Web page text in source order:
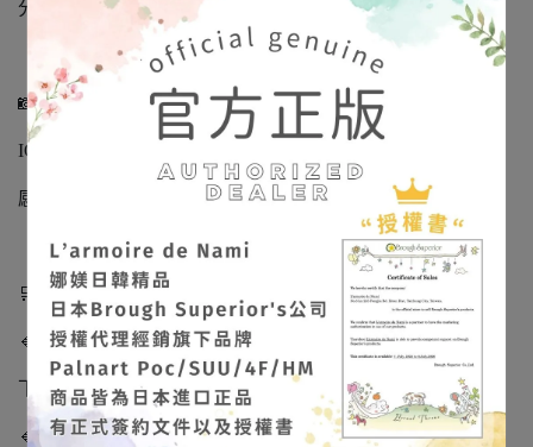
分享這份細緻、溫柔且充滿靈魂的美。
📸 作品實拍不定期更新
IG/FB：
感受飾品在光影下的立體質感與色彩層次。
🛒【出貨與預購說明】
🔹 現貨商品
下單後 下一個工作天出貨。
🔹 隔日到貨說明